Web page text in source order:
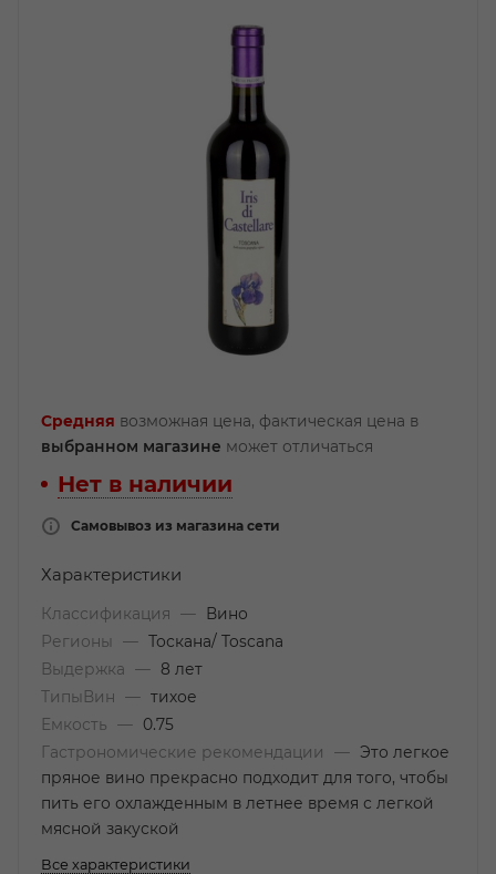
Средняя возможная цена, фактическая цена в
выбранном магазине может отличаться
Нет в наличии
Самовывоз из магазина сети
Характеристики
Классификация —
Вино
Регионы
— Тоскана/ Toscana
Выдержка
—
8 лет
ТипыВин
— тихое
Емкость
—
0.75
Гастрономические рекомендации
—
Это легкое
пряное вино прекрасно подходит для того, чтобы
пить его охлажденным в летнее время с легкой
мясной закуской
Все характеристики